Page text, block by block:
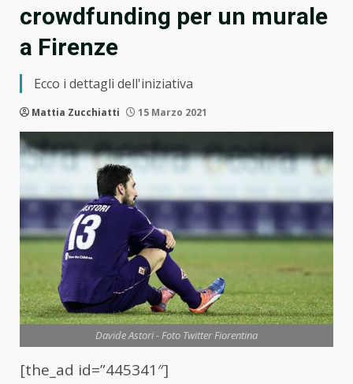
crowdfunding per un murale
a Firenze
Ecco i dettagli dell'iniziativa
Mattia Zucchiatti 15 Marzo 2021
Davide Astori - Foto Twitter Fiorentina
[the_ad id=”445341″]